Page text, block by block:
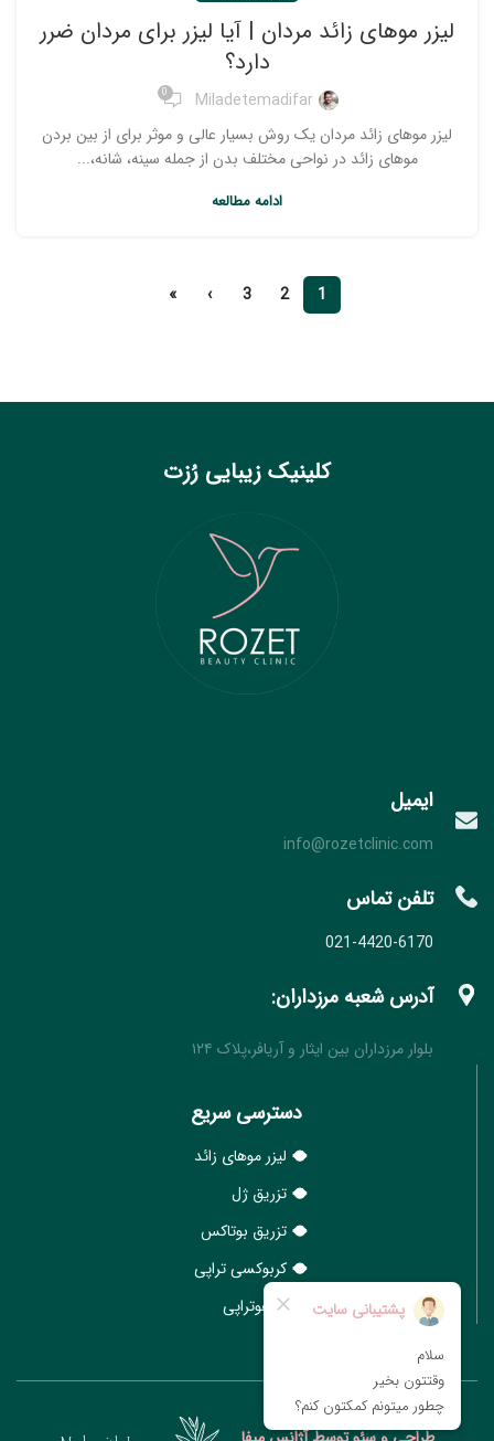
لیزر موهای زائد مردان | آیا لیزر برای مردان ضرر
دارد؟
Miladetemadifar
0
لیزر موهای زائد مردان یک روش بسیار عالی و موثر برای از بین بردن
موهای زائد در نواحی مختلف بدن از جمله سینه، شانه،...
ادامه مطالعه
1
2
3
›
»
کلینیک زیبایی رُزت
ایمیل
info@rozetclinic.com
تلفن تماس
021-4420-6170
آدرس شعبه مرزداران:
بلوار مرزداران بین ایثار و آریافر،پلاک ۱۲۴
دسترسی سریع
لیزر موهای زائد
تزریق ژل
تزریق بوتاکس
کربوکسی تراپی
هایفوتراپی